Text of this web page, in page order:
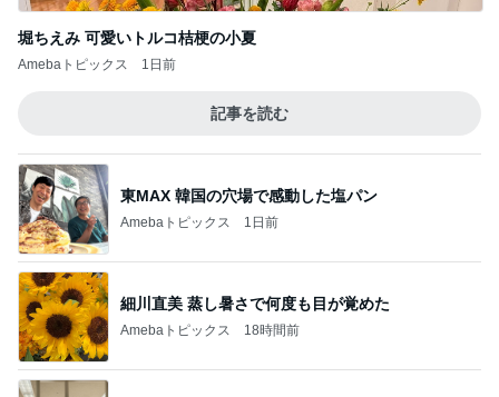
堀ちえみ 可愛いトルコ桔梗の小夏
Amebaトピックス 1日前
記事を読む
東MAX 韓国の穴場で感動した塩パン
Amebaトピックス 1日前
細川直美 蒸し暑さで何度も目が覚めた
Amebaトピックス 18時間前